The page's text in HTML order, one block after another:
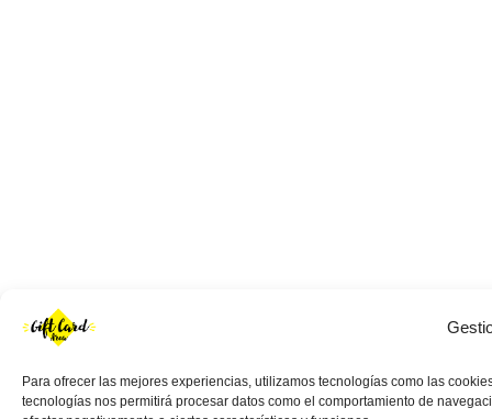
Para ofrecer las mejores experiencias, utilizamos tecnologías como las
tecnologías nos permitirá procesar datos como el comportamiento de